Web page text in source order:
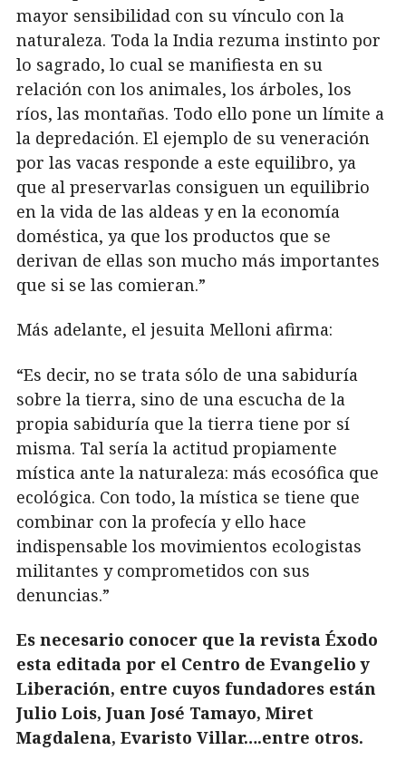
mayor sensibilidad con su vínculo con la
naturaleza. Toda la India rezuma instinto por
lo sagrado, lo cual se manifiesta en su
relación con los animales, los árboles, los
ríos, las montañas. Todo ello pone un límite a
la depredación. El ejemplo de su veneración
por las vacas responde a este equilibro, ya
que al preservarlas consiguen un equilibrio
en la vida de las aldeas y en la economía
doméstica, ya que los productos que se
derivan de ellas son mucho más importantes
que si se las comieran.”
Más adelante, el jesuita Melloni afirma:
“Es decir, no se trata sólo de una sabiduría
sobre la tierra, sino de una escucha de la
propia sabiduría que la tierra tiene por sí
misma. Tal sería la actitud propiamente
mística ante la naturaleza: más ecosófica que
ecológica. Con todo, la mística se tiene que
combinar con la profecía y ello hace
indispensable los movimientos ecologistas
militantes y comprometidos con sus
denuncias.”
Es necesario conocer que la revista Éxodo
esta editada por el Centro de Evangelio y
Liberación, entre cuyos fundadores están
Julio Lois, Juan José Tamayo, Miret
Magdalena, Evaristo Villar….entre otros.